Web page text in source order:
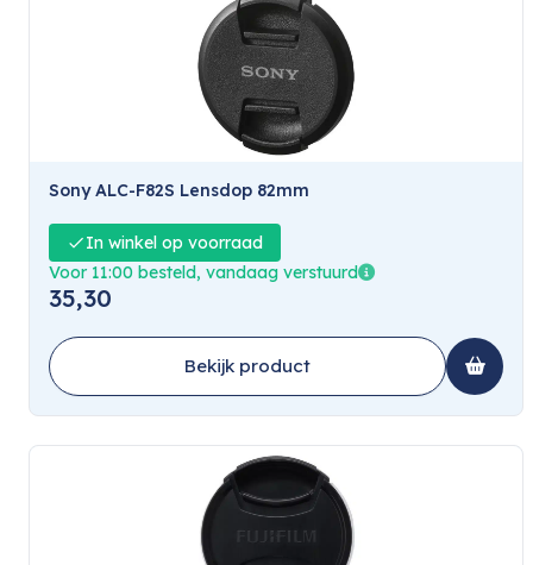
Sony ALC-F82S Lensdop 82mm
In winkel op voorraad
Voor 11:00 besteld, vandaag verstuurd
35,30
Bekijk product